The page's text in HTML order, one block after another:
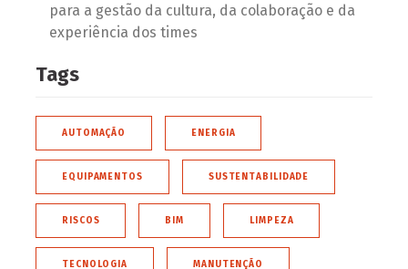
para a gestão da cultura, da colaboração e da
experiência dos times
Tags
AUTOMAÇÃO ENERGIA
EQUIPAMENTOS SUSTENTABILIDADE
RISCOS BIM LIMPEZA
TECNOLOGIA MANUTENÇÃO